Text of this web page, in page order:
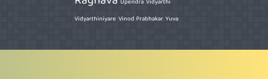
Upendra Vidyarthi
Vidyarthiniyare Vinod Prabhakar Yuva